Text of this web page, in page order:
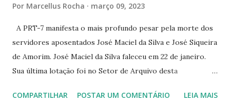
Por Marcellus Rocha março 09, 2023
A PRT-7 manifesta o mais profundo pesar pela morte dos
servidores aposentados José Maciel da Silva e José Siqueira
de Amorim. José Maciel da Silva faleceu em 22 de janeiro.
Sua última lotação foi no Setor de Arquivo desta
Siqueira Amorim faleceu em 28 de fevereiro e encerrou a
COMPARTILHAR POSTAR UM COMENTÁRIO LEIA MAIS